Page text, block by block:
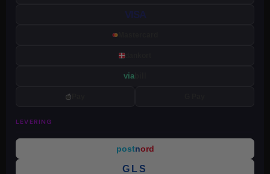
VISA
via
LEVERING
postnord
GLS